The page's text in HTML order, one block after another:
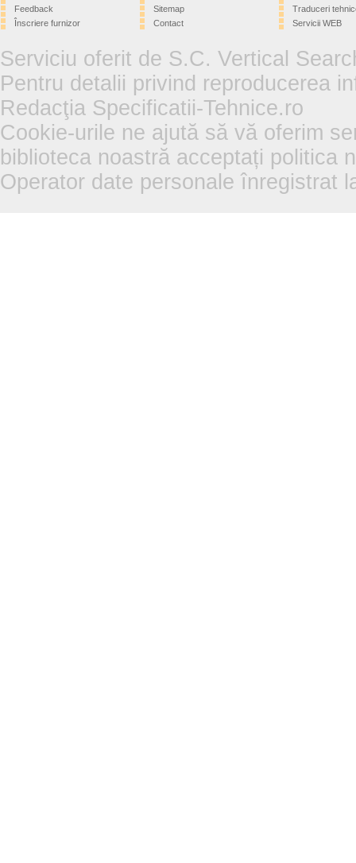
Feedback
Înscriere furnizor
Sitemap
Contact
Traduceri
Servicii WEB
Serviciu oferit de S.C. Vertical
Pentru detalii privind reproducerea
Redacţia Specificatii-Tehnice.ro
Cookie-urile ne ajută să vă oferim
biblioteca noastră acceptați politica
Operator date personale înregistrat